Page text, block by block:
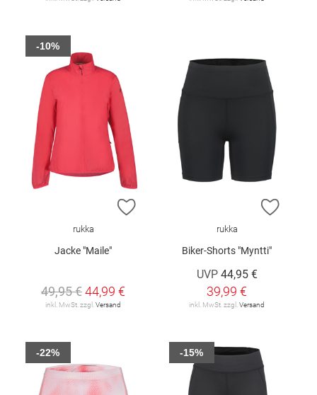
ZUR WUNSCHLISTE HINZUFÜGEN
rukka
Jacke "Maile"
49,95 €44,99 €
inkl. MwSt. zzgl. Versand
-10%
ZUR
rukka
Biker-Shorts "Myntti"
UVP 44,95 €
39,99 €
inkl. MwSt. zzgl. Versand
-22% -15%